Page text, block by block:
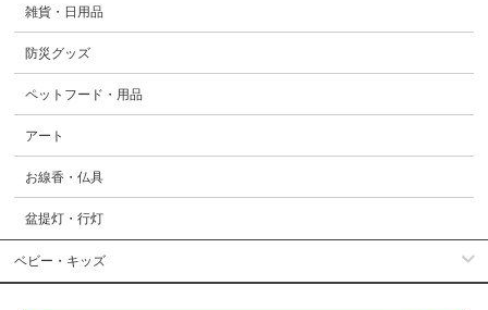
雑貨・日用品
防災グッズ
ペットフード・用品
アート
お線香・仏具
盆提灯・行灯
ベビー・キッズ